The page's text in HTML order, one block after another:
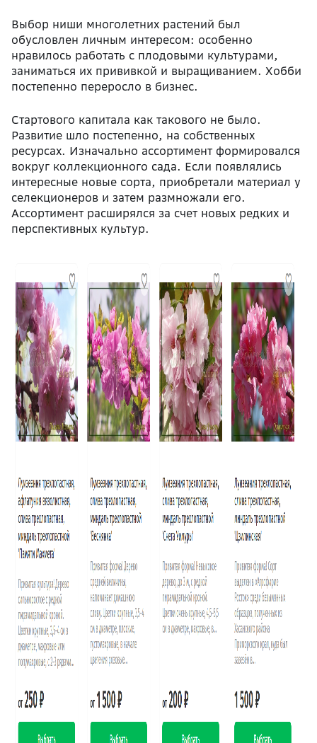
Выбор ниши многолетних растений был
обусловлен личным интересом: особенно
нравилось работать с плодовыми культурами,
заниматься их прививкой и выращиванием. Хобби
постепенно переросло в бизнес.
Стартового капитала как такового не было.
Развитие шло постепенно, на собственных
ресурсах. Изначально ассортимент формировался
вокруг коллекционного сада. Если появлялись
интересные новые сорта, приобретали материал у
селекционеров и затем размножали его.
Ассортимент расширялся за счет новых редких и
перспективных культур.